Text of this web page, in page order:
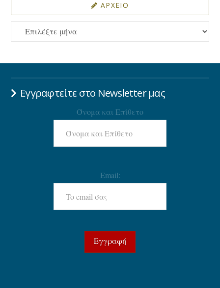
ΑΡΧΕΙΟ
ΑΡΧΕΙΟ
Εγγραφτείτε στο Newsletter μας
Όνομα και Επίθετο
Email: